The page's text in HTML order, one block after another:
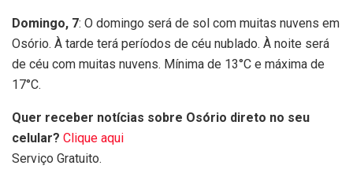
Domingo, 7: O domingo será de sol com muitas nuvens em
Osório. À tarde terá períodos de céu nublado. À noite será
de céu com muitas nuvens. Mínima de 13°C e máxima de
17°C.
Quer receber notícias sobre Osório direto no seu
celular? Clique aqui
Serviço Gratuito.